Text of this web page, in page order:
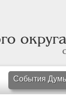
События